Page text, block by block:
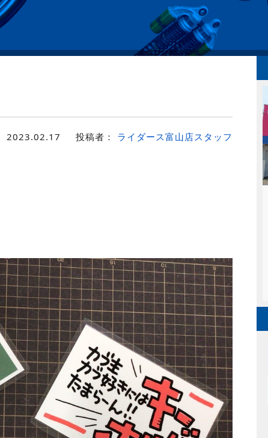
2023.02.17 投稿者： ライダース富山店スタッフ